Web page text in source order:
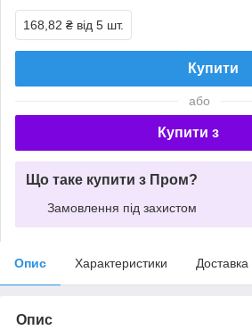
168,82 ₴ від 5 шт.
Купити
або
Купити з
Що таке купити з Пром?
Замовлення під захистом
Опис Характеристики Доставка
Опис